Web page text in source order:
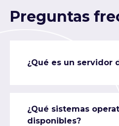
Preguntas
¿Qué es un servidor
¿Qué sistemas
disponibles?